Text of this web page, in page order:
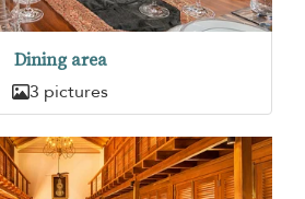
Dining area
3 pictures